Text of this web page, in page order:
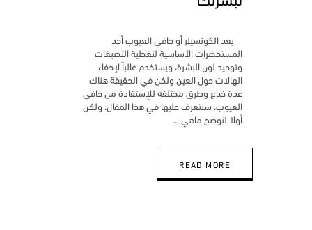
يعد الكونسيلر أو خافي العيوب أحد
المستحضرات الأساسية لتغطية التصبغات
وتوحيد لون البشرة، ويستخدم غالباً لإخفاء
الهالات حول العين ولكن في الحقيقة هناك
عدة خدع وطرق مختلفة للإستفادة من خافي
العيوب، سنتعرف عليها في هذا المقال. ولكن
أولاَ لنوضح ماهي
READ MORE